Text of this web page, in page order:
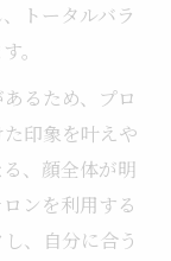
トータルバラ
。
るため、プロ
印象を叶えや
、顔全体が明
ンを利用する
、自分に合う